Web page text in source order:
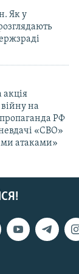
Як у
акція
на
РФ
«СВО»
атаками»